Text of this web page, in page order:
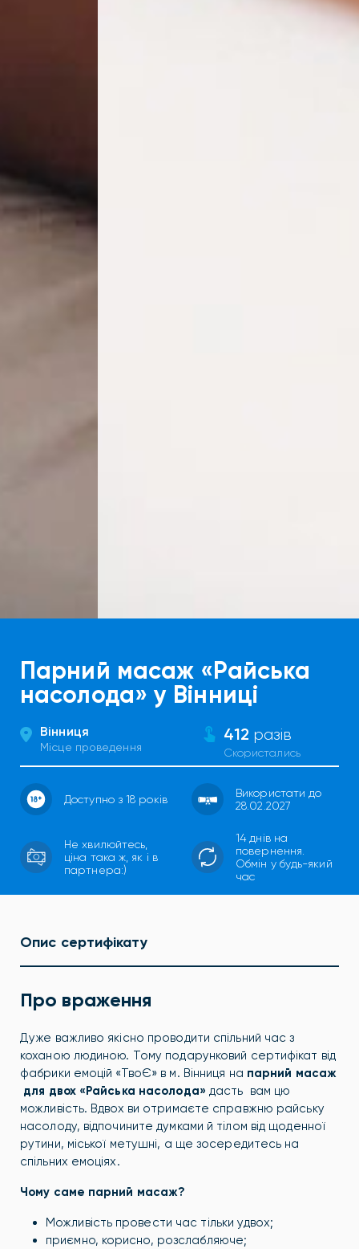
Парний масаж «Райська
насолода» у Вінниці
Вінниця
Місце проведення
412 разів
Скористались
Доступно з 18 років
Використати до
28.02.2027
Не хвилюйтесь,
ціна така ж, як і в
партнера:)
14 днів на
повернення.
Обмін у будь-який
час
Опис сертифікату
Про враження
Дуже важливо якісно проводити спільний час з
коханою людиною. Тому подарунковий сертифікат від
фабрики емоцій «ТвоЄ» в м. Вінниця на парний масаж
для двох «Райська насолода» дасть вам цю
можливість. Вдвох ви отримаєте справжню райську
насолоду, відпочините думками й тілом від щоденної
рутини, міської метушні, а ще зосередитесь на
спільних емоціях.
Чому саме парний масаж?
Можливість провести час тільки удвох;
приємно, корисно, розслабляюче;